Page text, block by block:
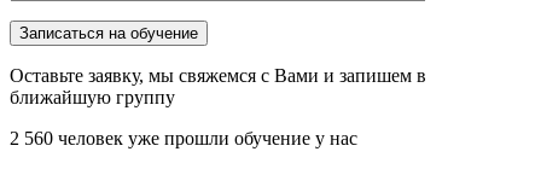
Оставьте заявку, мы свяжемся с Вами и запишем в
ближайшую группу
2 560 человек уже прошли обучение у нас